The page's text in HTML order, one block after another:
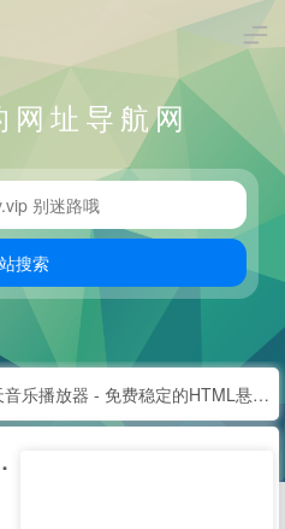
址导航网
晴天音乐播放器 - 免费稳定的HTML悬浮播放器
浮播放器